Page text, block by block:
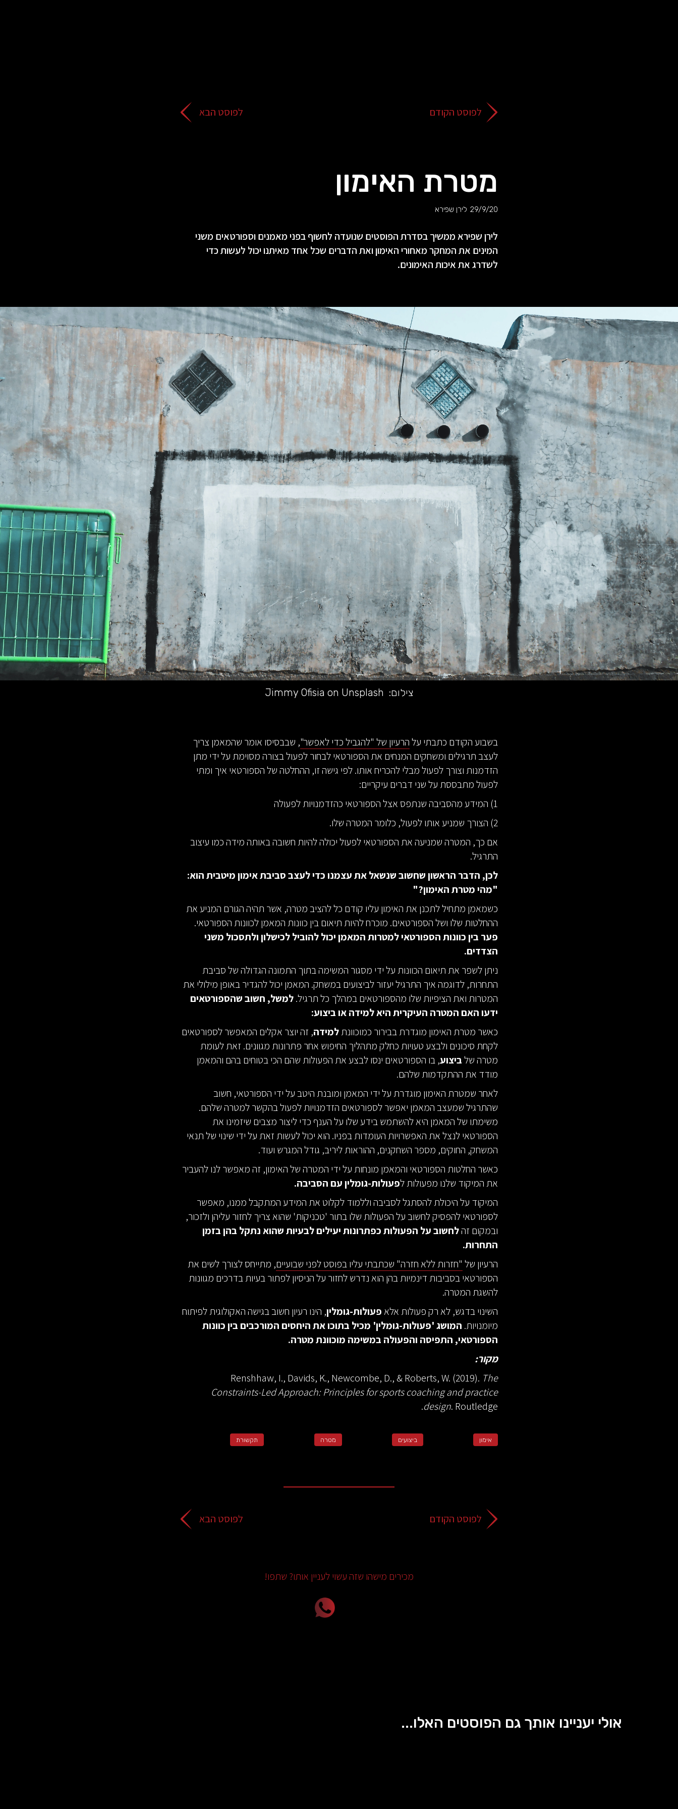
לפוסט הקודם לפוסט הבא
מטרת האימון
29/9/20 לירן שפירא
לירן שפירא ממשיך בסדרת הפוסטים שנועדה לחשוף בפני מאמנים וספורטאים משני
המינים את המחקר מאחורי האימון ואת הדברים שכל אחד מאיתנו יכול לעשות כדי
לשדרג את איכות האימונים.
צילום: Jimmy Ofisia on Unsplash
בשבוע הקודם כתבתי עלהרעיון של "להגביל כדי לאפשר", שבבסיסו אומר שהמאמן צריך
לעצב תרגילים ומשחקים המנחים את הספורטאי לבחור לפעול בצורה מסוימת על ידי מתן
הזדמנות וצורך לפעול מבלי להכריח אותו. לפי גישה זו, ההחלטה של הספורטאי איך ומתי
לפעול מתבססת על שני דברים עיקריים:
1) המידע מהסביבה שנתפס אצל הספורטאי כהזדמנויות לפעולה
2) הצורך שמניע אותו לפעול, כלומר המטרה שלו.
אם כך, המטרה שמניעה את הספורטאי לפעול יכולה להיות חשובה באותה מידה כמו עיצוב
התרגיל.
לכן, הדבר הראשון שחשוב שנשאל את עצמנו כדי לעצב סביבת אימון מיטבית הוא:
"מהי מטרת האימון?"
כשמאמן מתחיל לתכנן את האימון עליו קודם כל להציב מטרה, אשר תהיה הגורם המניע את
ההחלטות שלו ושל הספורטאים. מוכרח להיות תיאום בין כוונות המאמן לכוונות הספורטאי.
פער בין כוונות הספורטאי למטרות המאמן יכול להוביל לכישלון ולתסכול משני
הצדדים.
ניתן לשפר את תיאום הכוונות על ידי מסגור המשימה בתוך התמונה הגדולה של סביבת
התחרות, לדוגמה איך התרגיל יעזור לביצועים במשחק. המאמן יכול להגדיר באופן מילולי את
המטרות ואת הציפיות שלו מהספורטאים במהלך כל תרגיל.למשל, חשוב שהספורטאים
ידעו האם המטרה העיקרית היא למידה או ביצוע:
כאשר מטרת האימון מוגדרת בבירור כמוכוונתלמידה, זה יוצר אקלים המאפשר לספורטאים
לקחת סיכונים ולבצע טעויות כחלק מתהליך החיפוש אחר פתרונות מגוונים. זאת לעומת
מטרה שלביצוע, בו הספורטאים ינסו לבצע את הפעולות שהם הכי בטוחים בהם והמאמן
מודד את ההתקדמות שלהם.
לאחר שמטרת האימון מוגדרת על ידי המאמן ומובנת היטב על ידי הספורטאי, חשוב
שהתרגיל שמעצב המאמן יאפשר לספורטאים הזדמנויות לפעול בהקשר למטרה שלהם.
משימתו של המאמן היא להשתמש בידע שלו על הענף כדי ליצור מצבים שיזמינו את
הספורטאי לנצל את האפשרויות העומדות בפניו. הוא יכול לעשות זאת על ידי שינוי של תנאי
המשחק, החוקים, מספר השחקנים, ההוראות ליריב, גודל המגרש ועוד.
כאשר החלטות הספורטאי והמאמן מונחות על ידי המטרה של האימון, זה מאפשר לנו להעביר
את המיקוד שלנו מפעולות לפעולות-גומלין עם הסביבה.
המיקוד על היכולת להסתגל לסביבה וללמוד לקלוט את המידע המתקבל ממנו, מאפשר
לספורטאי להפסיק לחשוב על הפעולות שלו בתור 'טכניקות' שהוא צריך לחזור עליהן ולזכור,
ובמקום זהלחשוב על הפעולות כפתרונות יעילים לבעיות שהוא נתקל בהן בזמן
התחרות.
הרעיון של "חזרות ללא חזרה" שכתבתי עליו בפוסט לפני שבועיים, מתייחס לצורך לשים את
הספורטאי בסביבות דינמיות בהן הוא נדרש לחזור על הניסיון לפתור בעיות בדרכים מגוונות
להשגת המטרה.
השינוי בדגש, לא רק פעולות אלאפעולות-גומלין, הינו רעיון חשוב בגישה האקולוגית לפיתוח
מיומנויות. המושג 'פעולות-גומלין' מכיל בתוכו את היחסים המורכבים בין כוונות
הספורטאי, התפיסה והפעולה במשימה מוכוונת מטרה.
מקור:
Renshhaw, I., Davids, K., Newcombe, D., & Roberts, W. (2019). The
Constraints-Led Approach: Principles for sports coaching and practice
design. Routledge.
אימון ביצועים מטרה תקשורת
לפוסט הקודם לפוסט הבא
מכירים מישהו שזה עשוי לעניין אותו? שתפו!
אולי יעניינו אותך גם הפוסטים האלו...